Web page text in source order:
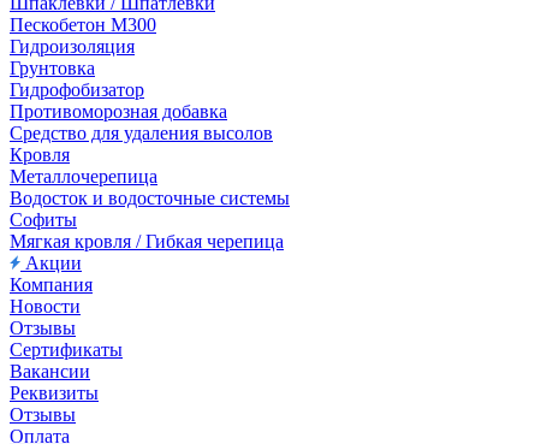
Пескобетон М300
Гидроизоляция
Грунтовка
Гидрофобизатор
Противоморозная добавка
Средство для удаления высолов
Кровля
Металлочерепица
Водосток и водосточные системы
Софиты
Мягкая кровля / Гибкая черепица
Акции
Компания
Новости
Отзывы
Сертификаты
Вакансии
Реквизиты
Отзывы
Оплата